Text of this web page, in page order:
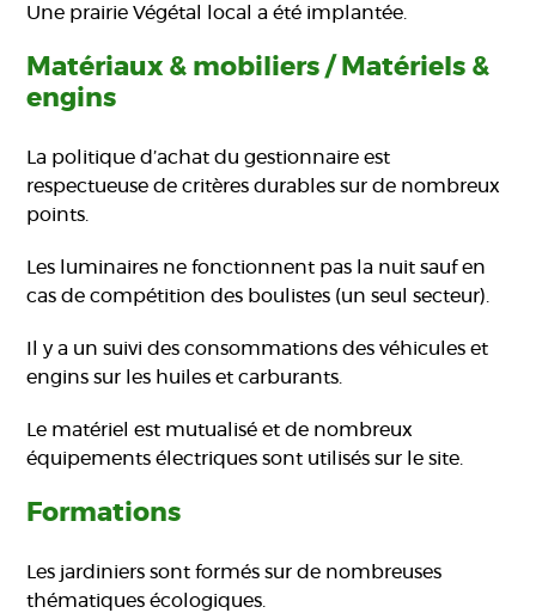
Une prairie Végétal local a été implantée.
Matériaux & mobiliers / Matériels &
engins
La politique d’achat du gestionnaire est
respectueuse de critères durables sur de nombreux
points.
Les luminaires ne fonctionnent pas la nuit sauf en
cas de compétition des boulistes (un seul secteur).
Il y a un suivi des consommations des véhicules et
engins sur les huiles et carburants.
Le matériel est mutualisé et de nombreux
équipements électriques sont utilisés sur le site.
Formations
Les jardiniers sont formés sur de nombreuses
thématiques écologiques.